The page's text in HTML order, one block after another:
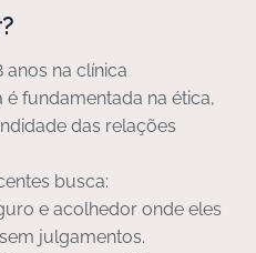
anos na clínica
é fundamentada na ética,
das relações
busca:
e acolhedor onde eles
julgamentos.